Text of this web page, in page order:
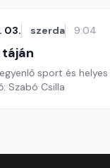
03. szerda 9:04
táján
sport és
Szabó Csilla